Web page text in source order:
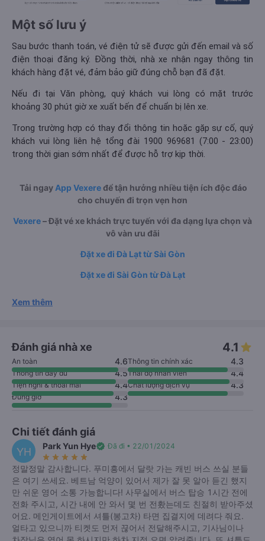
Một số lưu ý
Sau bước thanh toán, vé điện tử sẽ được gửi đến email và số
điện thoại đăng ký. Đồng thời, nhà xe nhận ngay thông tin
khách hàng đặt vé, đảm bảo giữ đúng chỗ bạn đã đặt.
Nếu đi tại Văn phòng, quý khách vui lòng có mặt trước
khoảng 30 phút giờ xe xuất bến để chuẩn bị lên xe.
Trong trường hợp có thay đổi thông tin hoặc gặp sự cố, quý
khách vui lòng liên hệ tổng đài 1900 969681 (7:00 - 23:00)
trong thời gian sớm nhất để được hỗ trợ kịp thời.
Tải ngay App Vexeređể tận hưởng nhiều tiện ích độc đáo
cho chuyến đi trọn vẹn hơn
Vexere– Đặt vé xe khách trực tuyến với đa dạng lựa chọn và
vô vàn ưu đãi
Đặt xe đi Đà Lạt từ Sài Gòn
Đặt xe đi Sài Gòn từ Đà Lạt
Xem thêm
Đánh giá nhà xe 4.1
An toàn 4.6Thông tin chính xác 4.3
Thông tin đầy đủ 4.5Thái độ nhân viên 4.4
Tiện nghi & thoải mái 4.4Chất lượng dịch vụ 4.3
Đúng giờ 4.3
Chi tiết đánh giá
YH Park Yun Hyeverified Đã đi • 22/01/2024
star_rate star_rate star_rate star_rate star_rate
정말정말 감사합니다. 푸미흥에서 달랏 가는 캐빈 버스 쓰실 분들
은 여기 쓰세요. 베트남 억양이 있어서 제가 잘 못 알아 듣긴 했지
만 쉬운 영어 소통 가능합니다! 사무실에서 버스 탑승 1시간 전에
전화 주시고, 시간 내에 안 와서 몇 번 전홨는데도 친절히 받아주셨
어요. 메인게이트에서 셔틀(봉고차) 타면 집결지에 데려다 줘요.
얼타고 있으니까 티켓도 먼저 끊어서 전달해주시고, 기사님이나